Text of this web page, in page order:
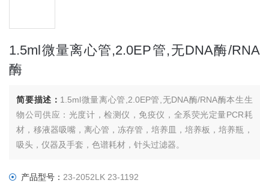
1.5ml微量离心管,2.0EP管,无DNA酶/RNA
酶
简要描述： 1.5ml微量离心管,2.0EP管,无DNA酶/RNA酶本生生
物公司供应：光度计，检测仪，免疫仪，全系荧光定量PCR耗
材，移液器吸嘴，离心管，冻存管，培养皿，培养板，培养瓶，
吸头，仪器及手套，色谱耗材，针头过滤器。
产品型号：23-2052LK 23-1192